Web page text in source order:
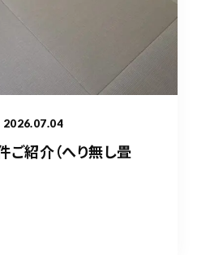
2026.07.04
紹介（へり無し畳